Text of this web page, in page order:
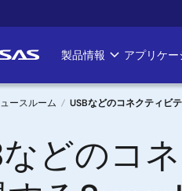
Main
製品情報 アプリケー
ースルーム USBなどのコネクティビ
などのコ